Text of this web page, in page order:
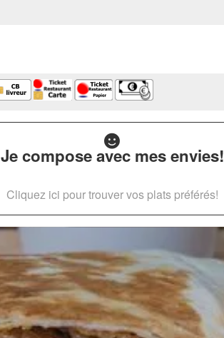
Je compose avec mes envies!
Cliquez ici pour trouver vos plats préférés!